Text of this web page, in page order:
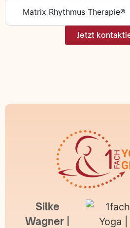
Matrix Rhythmus Therapie®
Jetzt
Silke
Wagner |